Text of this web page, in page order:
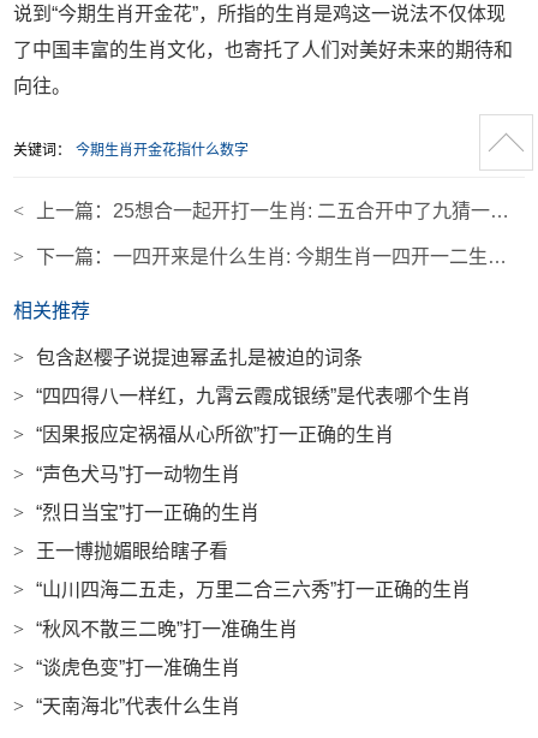
说到“今期生肖开金花”，所指的生肖是鸡这一说法不仅体现
了中国丰富的生肖文化，也寄托了人们对美好未来的期待和
向往。
关键词： 今期生肖开金花指什么数字
< 上一篇： 25想合一起开打一生肖: 二五合开中了九猜一个生肖
> 下一篇：一四开来是什么生肖: 今期生肖一四开一二生肖讲你知
相关推荐
>
包含赵樱子说提迪幂孟扎是被迫的词条
>
“四四得八一样红，九霄云霞成银绣”是代表哪个生肖
>
“因果报应定祸福从心所欲”打一正确的生肖
>
“声色犬马”打一动物生肖
>
“烈日当宝”打一正确的生肖
>
王一博抛媚眼给瞎子看
>
“山川四海二五走，万里二合三六秀”打一正确的生肖
>
“秋风不散三二晚”打一准确生肖
>
“谈虎色变”打一准确生肖
>
“天南海北”代表什么生肖